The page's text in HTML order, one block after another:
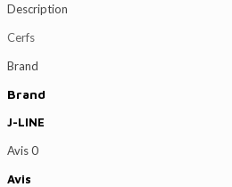
Description
Cerfs
Brand
Brand
J-LINE
Avis0
Avis